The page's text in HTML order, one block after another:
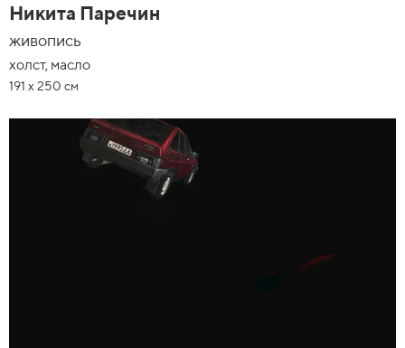
Никита Паречин
живопись
холст, масло
191 х 250 см